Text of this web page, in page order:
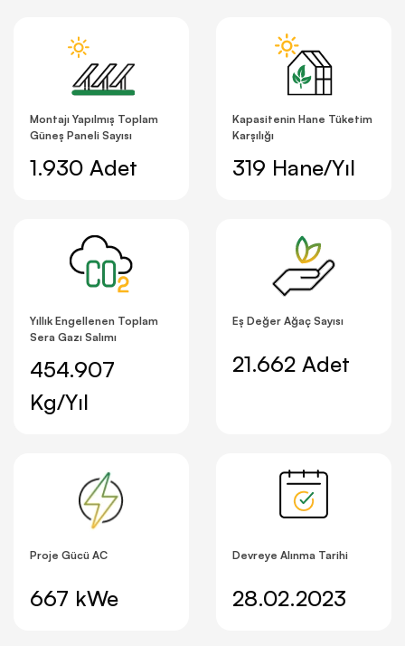
Montajı Yapılmış Toplam
Güneş Paneli Sayısı
1.930 Adet
Kapasitenin Hane Tüketim
Karşılığı
319 Hane/Yıl
Yıllık Engellenen Toplam
Sera Gazı Salımı
454.907
Kg/Yıl
Eş Değer Ağaç Sayısı
21.662 Adet
Proje Gücü AC
667 kWe
Devreye Alınma Tarihi
28.02.2023